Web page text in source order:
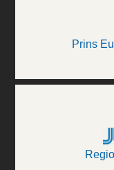
Prins